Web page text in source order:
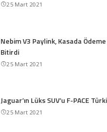
25 Mart 2021
Nebim V3 Paylink, Kasada
Bitirdi
25 Mart 2021
Jaguar’ın Lüks SUV’u F-PACE
25 Mart 2021